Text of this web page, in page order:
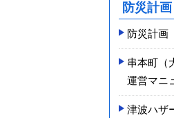
防災計
防災計画
串本町（
運営マニ
津波ハザ